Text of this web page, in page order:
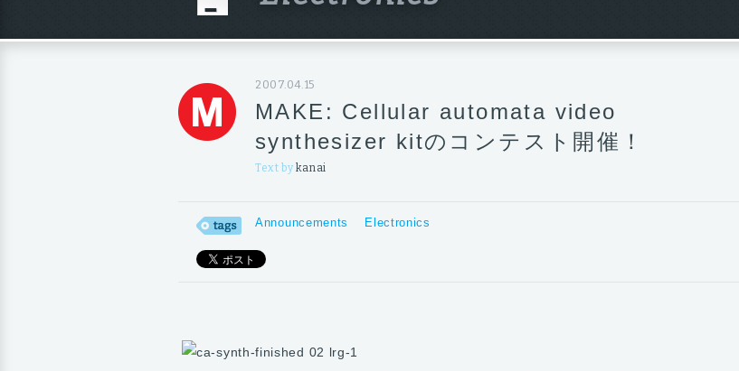
ス
2007.04.15
MAKE: Cellular automata video
synthesizer kitのコンテスト開催！
Text by kanai
Announcements Electronics